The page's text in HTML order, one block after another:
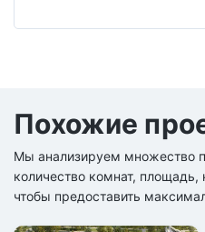
Похожие
Мы анализируем множество
количество комнат,
чтобы предоставить